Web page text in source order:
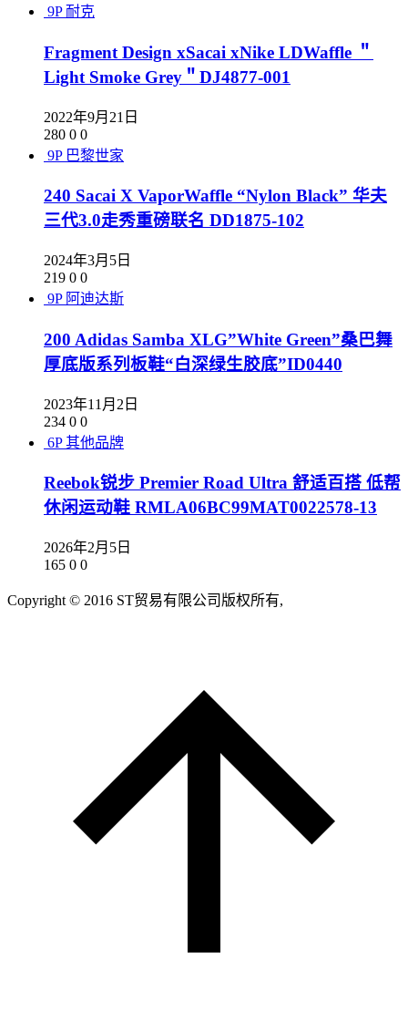
9P 耐克
Fragment Design xSacai xNike LDWaffle ＂
Light Smoke Grey＂DJ4877-001
2022年9月21日
280 0 0
9P 巴黎世家
240 Sacai X VaporWaffle “Nylon Black” 华夫
三代3.0走秀重磅联名 DD1875-102
2024年3月5日
219 0 0
9P 阿迪达斯
200 Adidas Samba XLG”White Green”桑巴舞
厚底版系列板鞋“白深绿生胶底”ID0440
2023年11月2日
234 0 0
6P 其他品牌
Reebok锐步 Premier Road Ultra 舒适百搭 低帮
休闲运动鞋 RMLA06BC99MAT0022578-13
2026年2月5日
165 0 0
Copyright © 2016 ST贸易有限公司版权所有,